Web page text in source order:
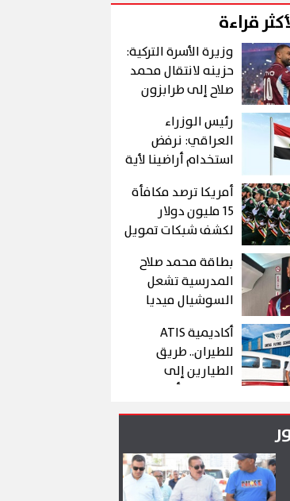
قراءة
وزيرة الأسرة التركية:
حزينه لانتقال محمد
صلاح إلى طرابزون
لبشكتاش
رئيس الوزراء
العراقي: نرفض
استخدام أراضينا لأية
هجمات على الدول
الشقيقة أو
الصديقة
أمريكا ترصد مكافأة
15 مليون دولار
لكشف شبكات تمويل
الإيراني
بطاقة محمد صلاح
المدرسية تشعل
السوشيال ميديا
أكاديمية ATIS
للطيران.. طريق
الطيارين إلى
العالمية بأسطول
تدريب حديث وبرامج